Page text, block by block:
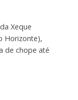
Xeque
Horizonte),
de chope até